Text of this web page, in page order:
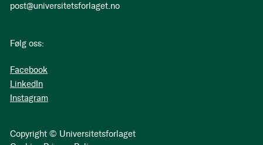
post@universitetsforlaget.no
Følg oss:
Facebook
LinkedIn
Instagram
Copyright © Universitetsforlaget